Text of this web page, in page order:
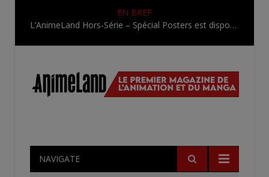
EN BREF
L’AnimeLand Hors-Série – Spécial Posters est disponible !
NAVIGATE